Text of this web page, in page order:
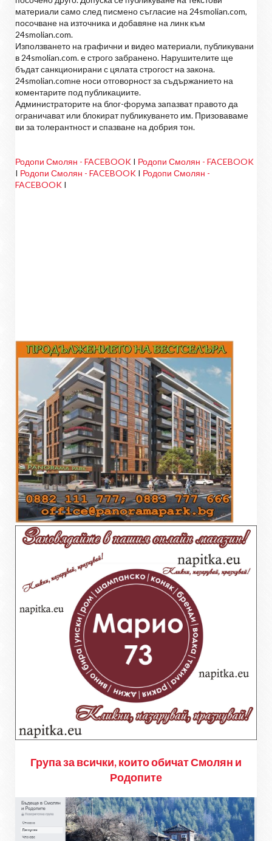
материали само след писмено съгласие на 24smolian.com,
посочване на източника и добавяне на линк към
24smolian.com.
Използването на графични и видео материали, публикувани
в 24smolian.com. е строго забранено. Нарушителите ще
бъдат санкционирани с цялата строгост на закона.
24smolian.comне носи отговорност за съдържанието на
коментарите под публикациите.
Администраторите на блог-форума запазват правото да
ограничават или блокират публикуването им. Призоваваме
ви за толерантност и спазване на добрия тон.
Родопи Смолян - FACEBOOK I Родопи Смолян - FACEBOOK
I Родопи Смолян - FACEBOOK I Родопи Смолян -
FACEBOOK I
Група за всички, които обичат Смолян и
Родопите